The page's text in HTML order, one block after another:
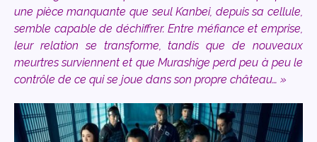
une pièce manquante que seul Kanbei, depuis sa cellule,
semble capable de déchiffrer. Entre méfiance et emprise,
leur relation se transforme, tandis que de nouveaux
meurtres surviennent et que Murashige perd peu à peu le
contrôle de ce qui se joue dans son propre château… »